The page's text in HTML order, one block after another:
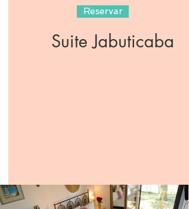
Reservar
Suite Jabuticaba